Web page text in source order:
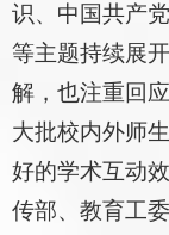
识、中国共产
等主题持续展
解，也注重回
大批校内外师
好的学术互动
传部、教育工